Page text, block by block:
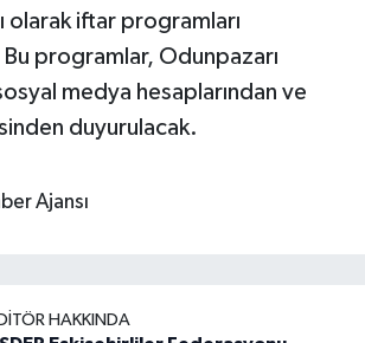
olarak iftar programları
programlar, Odunpazarı
medya hesaplarından ve
duyurulacak.
Ajansı
HAKKINDA